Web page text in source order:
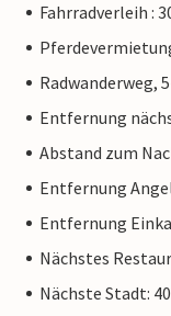
Fahrradverleih :
Radwanderweg,
Entfernung
Abstand zum
Entfernung
Entfernung
Nächstes
Nächste Stadt: